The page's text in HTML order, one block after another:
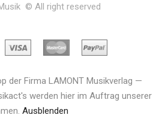
© All right reserved
der Firma LAMONT Musikverlag —
werden hier im Auftrag unserer
Ausblenden